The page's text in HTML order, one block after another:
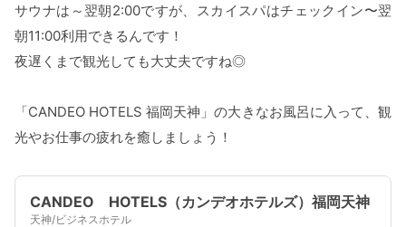
サウナは～翌朝2:00ですが、スカイスパはチェックイン〜翌
朝11:00利用できるんです！
夜遅くまで観光しても大丈夫ですね◎
「CANDEO HOTELS 福岡天神」の大きなお風呂に入って、観
光やお仕事の疲れを癒しましょう！
CANDEO HOTELS（カンデオホテルズ）福岡天神
天神/ビジネスホテル